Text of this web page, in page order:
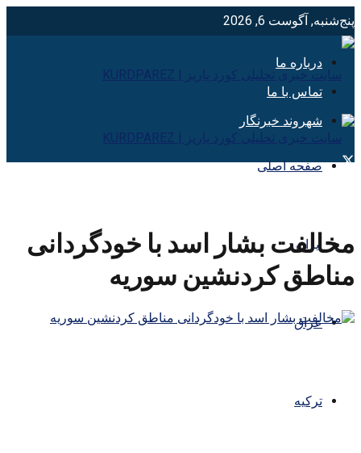
پنج‌شنبه, آگوست 6, 2026
درباره ما
تماس با ما
شهروند خبرنگار
صفحه اصلی
ایران
عراق
ترکیه
مخالفت بشار اسد با خودگردانی
مناطق کردنشین سوریه